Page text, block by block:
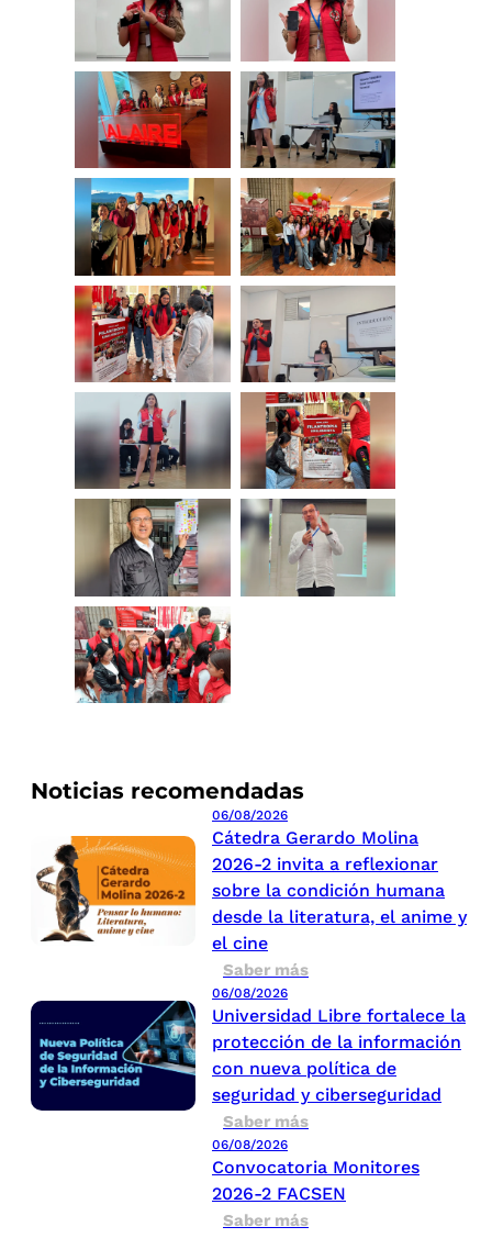
Noticias recomendadas
06/08/2026
Cátedra Gerardo Molina
2026-2 invita a reflexionar
sobre la condición humana
desde la literatura, el anime y
el cine
Saber más
06/08/2026
Universidad Libre fortalece la
protección de la información
con nueva política de
seguridad y ciberseguridad
Saber más
06/08/2026
Convocatoria Monitores
2026-2 FACSEN
Saber más